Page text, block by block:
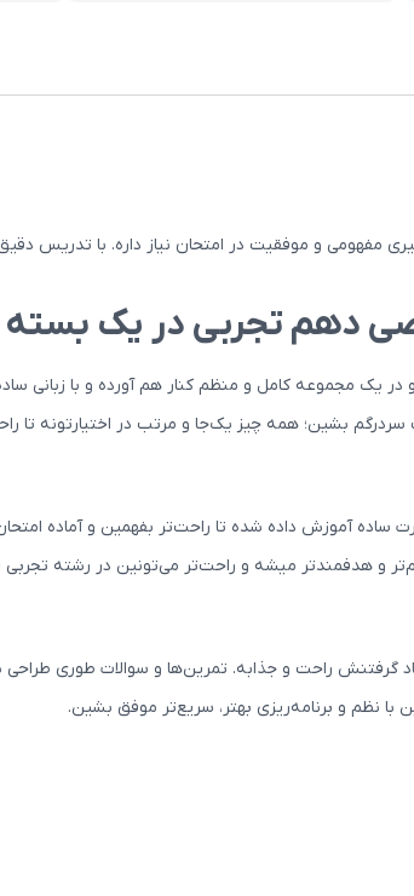
و موفقیت در امتحان نیاز داره. با تدریس
دهم تجربی در یک بسته
مجموعه کامل و منظم کنار هم آورده و با زبانی
بشین؛ همه چیز یک‌جا و مرتب در اختیارتونه تا
آموزش داده شده تا راحت‌تر بفهمین و آماده
و هدفمندتر میشه و راحت‌تر می‌تونین در رشته
راحت و جذابه. تمرین‌ها و سوالات طوری طراحی
نظم و برنامه‌ریزی بهتر، سریع‌تر موفق بشین.